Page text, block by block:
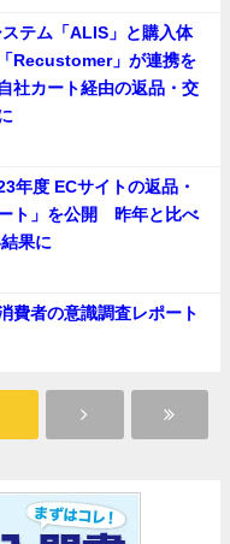
テム「ALIS」と購入体
Recustomer」が連携を
社カート経由の返品・交
年度 ECサイトの返品・
ト」を公開 昨年と比べ
果に
費者の意識調査レポート